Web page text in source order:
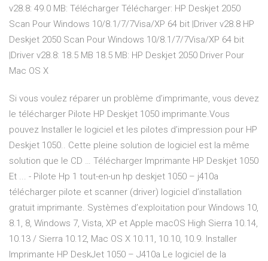
v28.8: 49.0 MB: Télécharger Télécharger: HP Deskjet 2050
Scan Pour Windows 10/8.1/7/7Visa/XP 64 bit |Driver v28.8 HP
Deskjet 2050 Scan Pour Windows 10/8.1/7/7Visa/XP 64 bit
|Driver v28.8: 18.5 MB 18.5 MB: HP Deskjet 2050 Driver Pour
Mac OS X
Si vous voulez réparer un problème d’imprimante, vous devez
le télécharger Pilote HP Deskjet 1050 imprimante.Vous
pouvez Installer le logiciel et les pilotes d’impression pour HP
Deskjet 1050.. Cette pleine solution de logiciel est la même
solution que le CD … Télécharger Imprimante HP Deskjet 1050
Et ... - Pilote Hp 1 tout-en-un hp deskjet 1050 – j410a
télécharger pilote et scanner (driver) logiciel d’installation
gratuit imprimante. Systèmes d’exploitation pour Windows 10,
8.1, 8, Windows 7, Vista, XP et Apple macOS High Sierra 10.14,
10.13 / Sierra 10.12, Mac OS X 10.11, 10.10, 10.9. Installer
Imprimante HP DeskJet 1050 – J410a Le logiciel de la